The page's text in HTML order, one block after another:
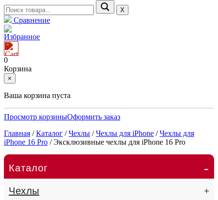
Х
Сравнение
Избранное
0
Корзина
×
Ваша корзина пуста
Просмотр корзиныОформить заказ
Главная /Каталог /Чехлы /Чехлы для iPhone /Чехлы для
iPhone 16 Pro /Эксклюзивные чехлы для iPhone 16 Pro
Каталог -
Чехлы +